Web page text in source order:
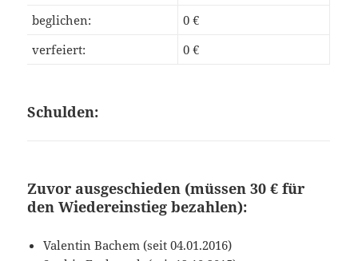
beglichen:
0 €
verfeiert:
0 €
Schulden:
Zuvor ausgeschieden (müssen 30 € für
den Wiedereinstieg bezahlen):
Valentin Bachem (seit 04.01.2016)